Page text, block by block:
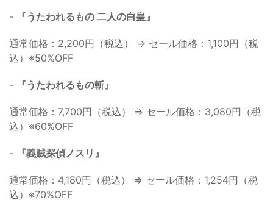
- 『うたわれるもの 二人の白皇』
通常価格：2,200円（税込） ⇒ セール価格：1,100円（税
込）※50%OFF
- 『うたわれるもの斬』
通常価格：7,700円（税込） ⇒ セール価格：3,080円（税
込）※60%OFF
- 『義賊探偵ノスリ』
通常価格：4,180円（税込） ⇒ セール価格：1,254円（税
込）※70%OFF